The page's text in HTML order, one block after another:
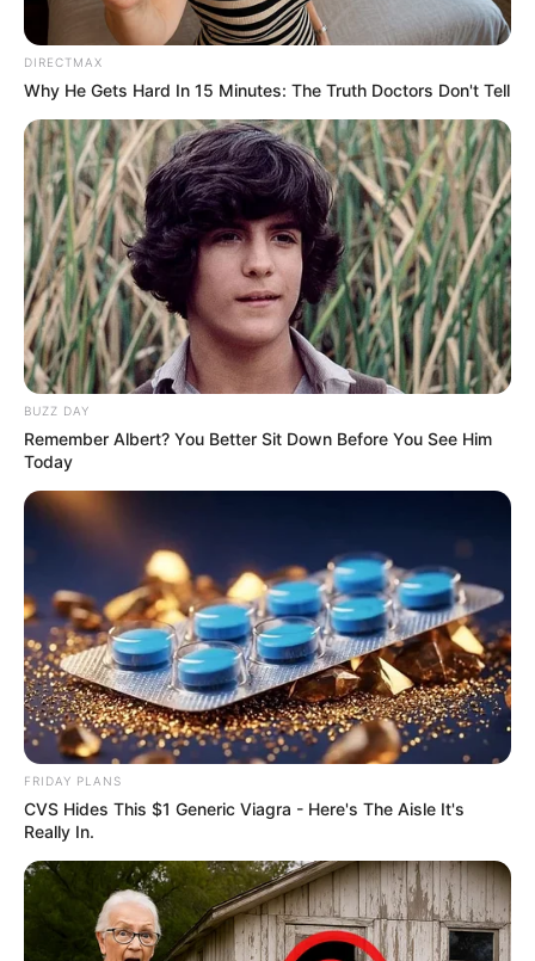
DIRECTMAX
Why He Gets Hard In 15 Minutes: The Truth Doctors Don't Tell
BUZZ DAY
Remember Albert? You Better Sit Down Before You See Him
Today
FRIDAY PLANS
CVS Hides This $1 Generic Viagra - Here's The Aisle It's
Really In.